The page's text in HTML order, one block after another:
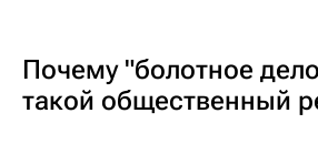
Почему "болотное
такой общественный